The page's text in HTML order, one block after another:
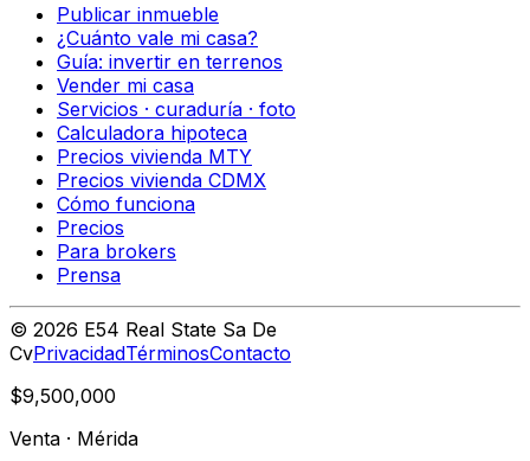
Publicar inmueble
¿Cuánto vale mi casa?
Guía: invertir en terrenos
Vender mi casa
Servicios · curaduría · foto
Calculadora hipoteca
Precios vivienda MTY
Precios vivienda CDMX
Cómo funciona
Precios
Para brokers
Prensa
© 2026 E54 Real State Sa De
CvPrivacidadTérminosContacto
$9,500,000
Venta · Mérida